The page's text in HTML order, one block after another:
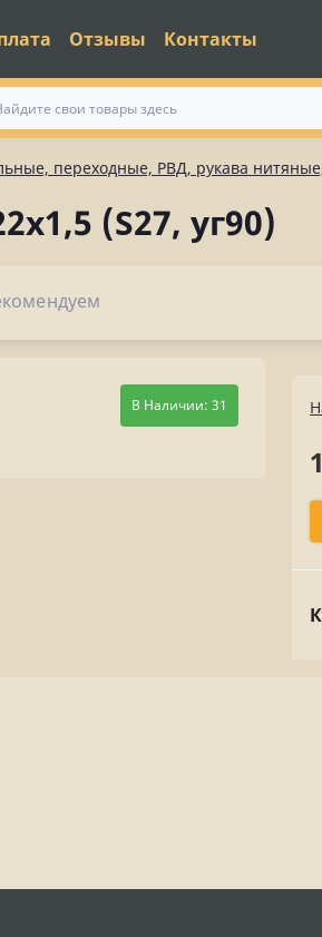
Отзывы Контакты
переходные, РВД, рукава
(S27, уг90)
В Наличии: 31